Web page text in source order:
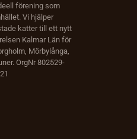
förening som
Vi hjälper
katter till ett nytt
Kalmar Län för
Mörbylånga,
OrgNr 802529-